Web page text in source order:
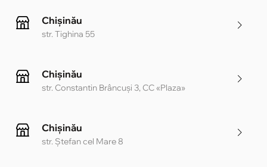
Chișinău
str. Tighina 55
Chișinău
str. Constantin Brâncuși 3, CC «Plaza»
Chișinău
str. Ștefan cel Mare 8